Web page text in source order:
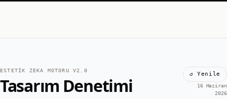
ESTETIK ZEKA MOTORU V2.0
Tasarım Denetimi
↺ Yenile
16 Haziran
2026